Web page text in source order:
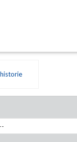
historie